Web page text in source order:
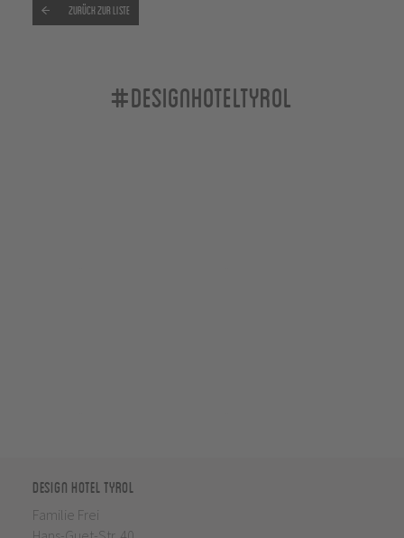
Zurück zur Liste
#designhoteltyrol
Design Hotel Tyrol
Familie Frei